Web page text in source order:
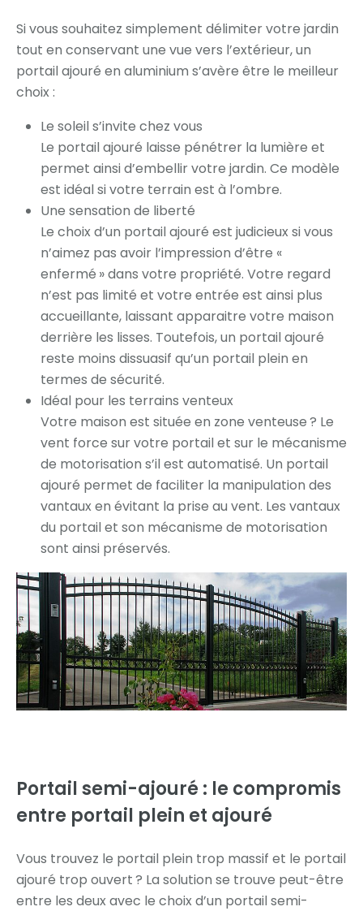
Si vous souhaitez simplement délimiter votre jardin
tout en conservant une vue vers l’extérieur, un
portail ajouré en aluminium s’avère être le meilleur
choix :
Le soleil s’invite chez vous
Le portail ajouré laisse pénétrer la lumière et
permet ainsi d’embellir votre jardin. Ce modèle
est idéal si votre terrain est à l’ombre.
Une sensation de liberté
Le choix d’un portail ajouré est judicieux si vous
n’aimez pas avoir l’impression d’être «
enfermé » dans votre propriété. Votre regard
n’est pas limité et votre entrée est ainsi plus
accueillante, laissant apparaitre votre maison
derrière les lisses. Toutefois, un portail ajouré
reste moins dissuasif qu’un portail plein en
termes de sécurité.
Idéal pour les terrains venteux
Votre maison est située en zone venteuse ? Le
vent force sur votre portail et sur le mécanisme
de motorisation s’il est automatisé. Un portail
ajouré permet de faciliter la manipulation des
vantaux en évitant la prise au vent. Les vantaux
du portail et son mécanisme de motorisation
sont ainsi préservés.
Portail semi-ajouré : le compromis
entre portail plein et ajouré
Vous trouvez le portail plein trop massif et le portail
ajouré trop ouvert ? La solution se trouve peut-être
entre les deux avec le choix d’un portail semi-